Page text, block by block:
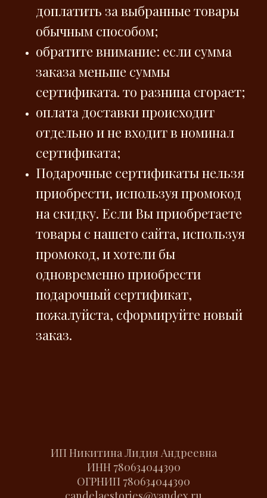
доплатить за выбранные товары
обычным способом;
обратите внимание: если сумма
заказа меньше суммы
сертификата. то разница сгорает;
оплата доставки происходит
отдельно и не входит в номинал
сертификата;
Подарочные сертификаты нельзя
приобрести, используя промокод
на скидку. Если Вы приобретаете
товары с нашего сайта, используя
промокод, и хотели бы
одновременно приобрести
подарочный сертификат,
пожалуйста, сформируйте новый
заказ.
ИП Никитина Лидия Андреевна
ИНН 780634044390
ОГРНИП 780634044390